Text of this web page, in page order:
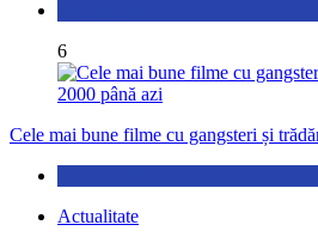
6
Cele mai bune filme cu gangsteri și
Actualitate